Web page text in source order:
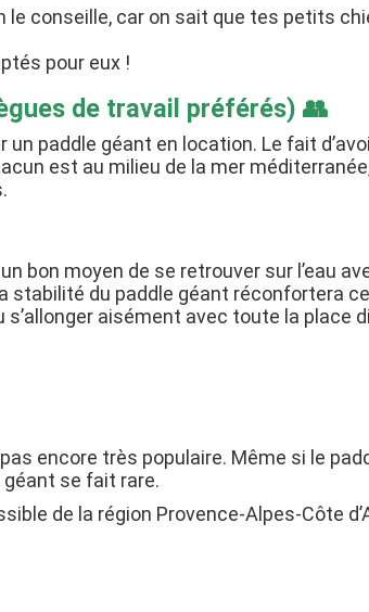
le conseille, car on sait que tes petits
pour eux !
de travail préférés) 👥
paddle géant en location. Le fait
est au milieu de la mer
bon moyen de se retrouver sur l’eau
stabilité du paddle géant réconfortera
aisément avec toute la place
encore très populaire. Même si le
géant se fait rare.
de la région Provence-Alpes-Côte